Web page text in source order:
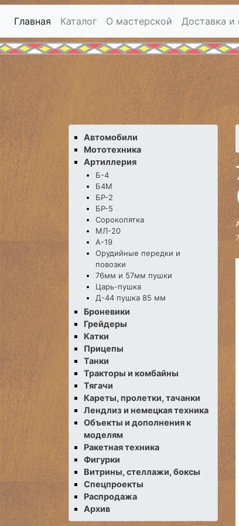
Главная Каталог О мастерской Доставка и
Автомобили
Мототехника
Артиллерия
Б-4
Б4М
БР-2
БР-5
Сорокопятка
МЛ-20
А-19
Орудийные передки и
повозки
76мм и 57мм пушки
Царь-пушка
Д-44 пушка 85 мм
Броневики
Грейдеры
Катки
Прицепы
Танки
Тракторы и комбайны
Тягачи
Кареты, пролетки, тачанки
Лендлиз и немецкая техника
Объекты и дополнения к
моделям
Ракетная техника
Фигурки
Витрины, стеллажи, боксы
Спецпроекты
Распродажа
Архив